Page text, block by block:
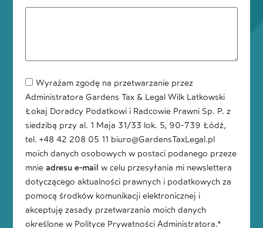
Wyrażam zgodę na przetwarzanie przez
Administratora Gardens Tax & Legal Wilk Latkowski
Łokaj Doradcy Podatkowi i Radcowie Prawni Sp. P. z
siedzibą przy al. 1 Maja 31/33 lok. 5, 90-739 Łódź,
tel. +48 42 208 05 11 biuro@GardensTaxLegal.pl
moich danych osobowych w postaci podanego przeze
mnie adresu e-mail w celu przesyłania mi newslettera
dotyczącego aktualności prawnych i podatkowych za
pomocą środków komunikacji elektronicznej i
akceptuję zasady przetwarzania moich danych
określone w Polityce Prywatności Administratora.*